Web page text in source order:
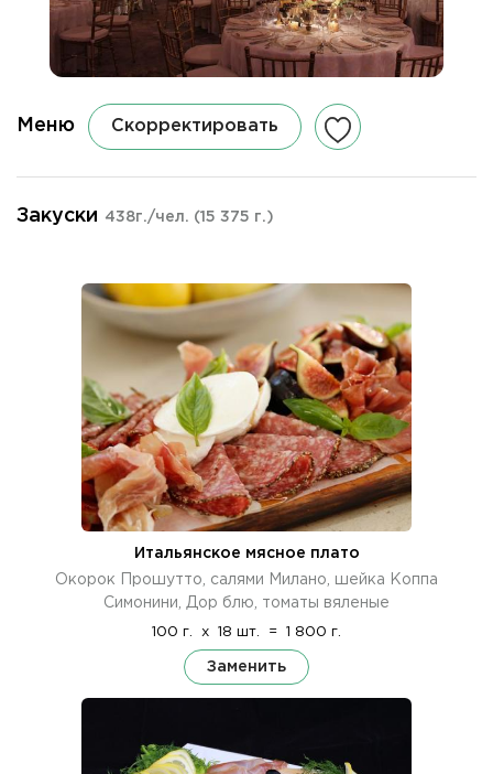
Меню Скорректировать
Закуски 438г./чел. (15 375 г.)
Итальянское мясное плато
Окорок Прошутто, салями Милано, шейка Коппа
Симонини, Дор блю, томаты вяленые
100 г. x 18 шт. = 1 800 г.
Заменить